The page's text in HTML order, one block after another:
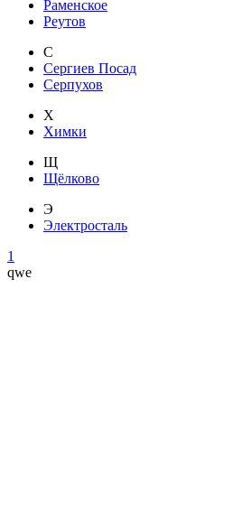
Раменское
Реутов
С
Сергиев Посад
Серпухов
Х
Химки
Щ
Щёлково
Э
Электросталь
1
qwe